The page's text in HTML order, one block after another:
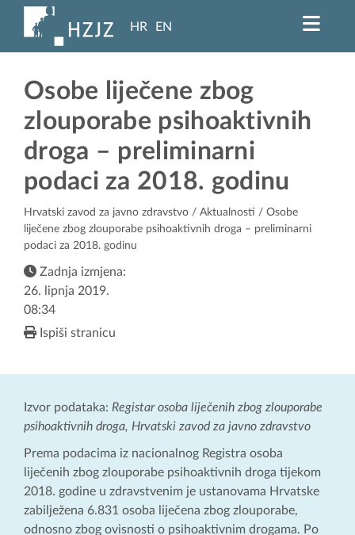
HR EN
Osobe liječene zbog
zlouporabe psihoaktivnih
droga – preliminarni
podaci za 2018. godinu
Hrvatski zavod za javno zdravstvo / Aktualnosti / Osobe
liječene zbog zlouporabe psihoaktivnih droga – preliminarni
podaci za 2018. godinu
Zadnja izmjena:
26. lipnja 2019.
08:34
Ispiši stranicu
Izvor podataka: Registar osoba liječenih zbog zlouporabe
psihoaktivnih droga, Hrvatski zavod za javno zdravstvo
Prema podacima iz nacionalnog Registra osoba
liječenih zbog zlouporabe psihoaktivnih droga tijekom
2018. godine u zdravstvenim je ustanovama Hrvatske
zabilježena 6.831 osoba liječena zbog zlouporabe,
odnosno zbog ovisnosti o psihoaktivnim drogama. Po